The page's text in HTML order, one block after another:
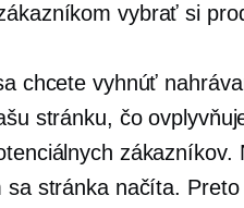
vybrať si
chcete vyhnúť
stránku, čo
sa stránka načíta.